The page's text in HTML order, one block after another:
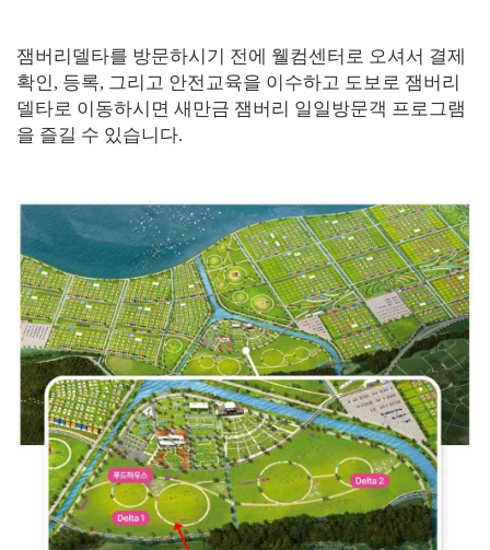
잼버리델타를 방문하시기 전에 웰컴센터로 오셔서 결제
확인, 등록, 그리고 안전교육을 이수하고 도보로 잼버리
델타로 이동하시면 새만금 잼버리 일일방문객 프로그램
을 즐길 수 있습니다.